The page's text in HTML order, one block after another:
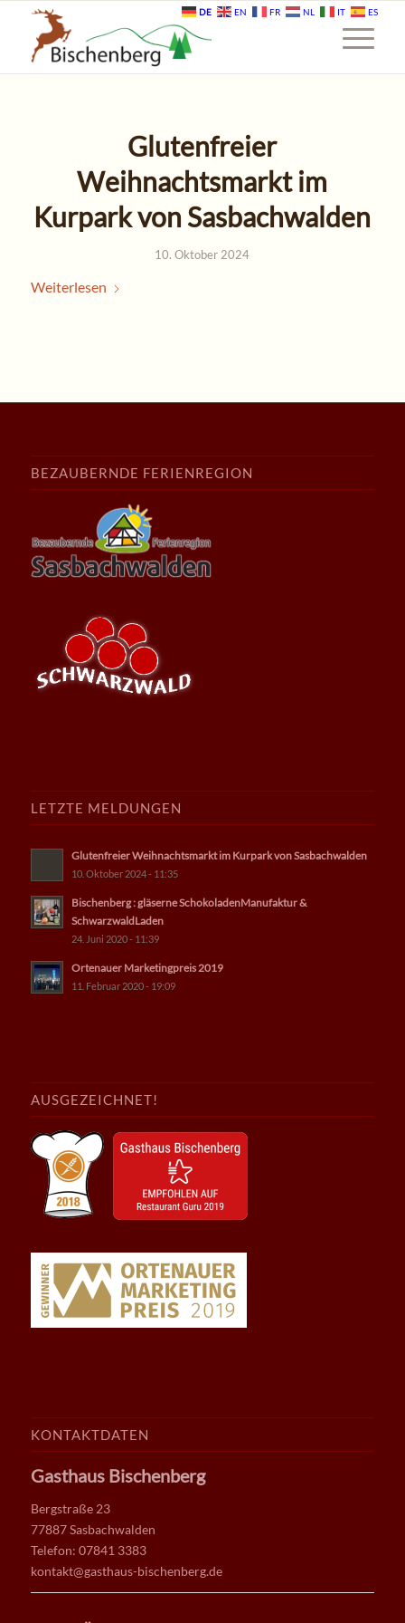
Glutenfreier
Weihnachtsmarkt im
Kurpark von Sasbachwalden
10. Oktober 2024
Weiterlesen
BEZAUBERNDE FERIENREGION
LETZTE MELDUNGEN
Glutenfreier Weihnachtsmarkt im Kurpark von Sasbachwalden
10. Oktober 2024 - 11:35
Bischenberg : gläserne SchokoladenManufaktur &
SchwarzwaldLaden
24. Juni 2020 - 11:39
Ortenauer Marketingpreis 2019
11. Februar 2020 - 19:09
AUSGEZEICHNET!
KONTAKTDATEN
Gasthaus Bischenberg
Bergstraße 23
77887 Sasbachwalden
Telefon: 07841 3383
kontakt@gasthaus-bischenberg.de
DE EN FR NL IT ES